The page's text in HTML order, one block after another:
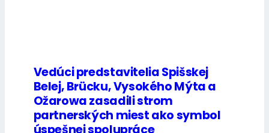
Vedúci predstavitelia Spišskej
Belej, Brücku, Vysokého Mýta a
Ožarowa zasadili strom
partnerských miest ako symbol